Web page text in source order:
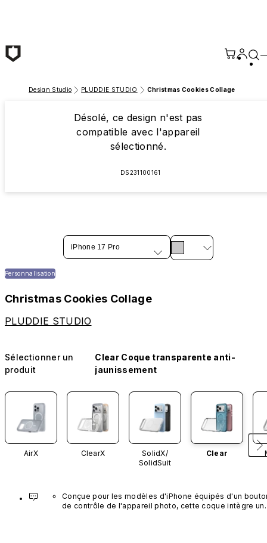
Design Studio PLUDDIE STUDIO Christmas Cookies Collage
Désolé, ce design n'est pas
compatible avec l'appareil
sélectionné.
DS231100161
iPhone 17 Pro
Personnalisation
Christmas Cookies Collage
PLUDDIE STUDIO
Sélectionner un
produit
Clear Coque transparente anti-
jaunissement
AirX ClearX
SolidX/
SolidSuit
Clear
Conçue pour les modèles d'iPhone équipés d'un
de contrôle de l'appareil photo, cette coque intègre un